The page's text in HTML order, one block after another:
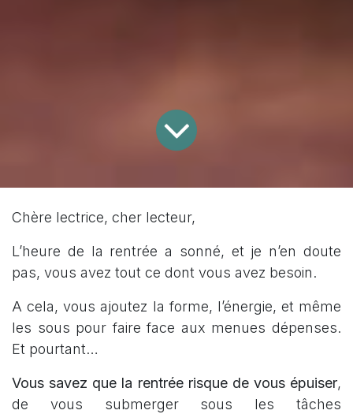
Chère lectrice, cher lecteur,
L’heure de la rentrée a sonné, et je n’en doute
pas, vous avez tout ce dont vous avez besoin.
A cela, vous ajoutez la forme, l’énergie, et même
les sous pour faire face aux menues dépenses.
Et pourtant…
Vous savez que la rentrée risque de vous épuiser,
de vous submerger sous les tâches